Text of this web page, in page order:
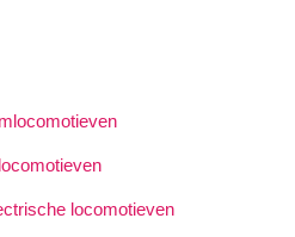
locomotieven